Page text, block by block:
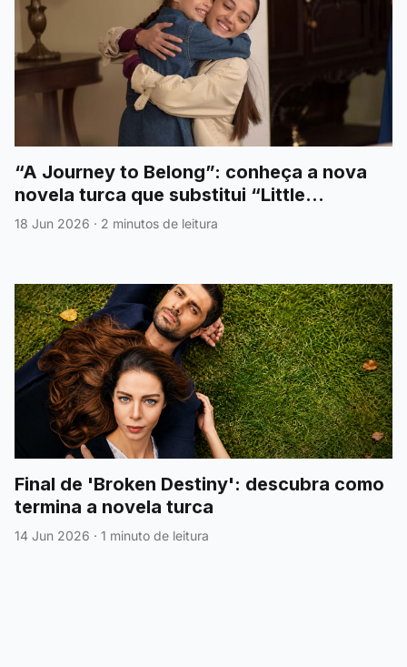
“A Journey to Belong”: conheça a nova
novela turca que substitui “Little
Sunshine” na SIC Mulher
18 Jun 2026 · 2 minutos de leitura
Final de 'Broken Destiny': descubra como
termina a novela turca
14 Jun 2026 · 1 minuto de leitura